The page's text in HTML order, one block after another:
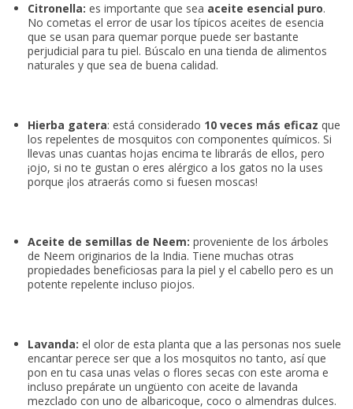
Citronella: es importante que sea aceite esencial puro.
No cometas el error de usar los típicos aceites de esencia
que se usan para quemar porque puede ser bastante
perjudicial para tu piel. Búscalo en una tienda de alimentos
naturales y que sea de buena calidad.
Hierba gatera: está considerado 10 veces más eficaz que
los repelentes de mosquitos con componentes químicos. Si
llevas unas cuantas hojas encima te librarás de ellos, pero
¡ojo, si no te gustan o eres alérgico a los gatos no la uses
porque ¡los atraerás como si fuesen moscas!
Aceite de semillas de Neem: proveniente de los árboles
de Neem originarios de la India. Tiene muchas otras
propiedades beneficiosas para la piel y el cabello pero es un
potente repelente incluso piojos.
Lavanda: el olor de esta planta que a las personas nos suele
encantar perece ser que a los mosquitos no tanto, así que
pon en tu casa unas velas o flores secas con este aroma e
incluso prepárate un ungüento con aceite de lavanda
mezclado con uno de albaricoque, coco o almendras dulces.